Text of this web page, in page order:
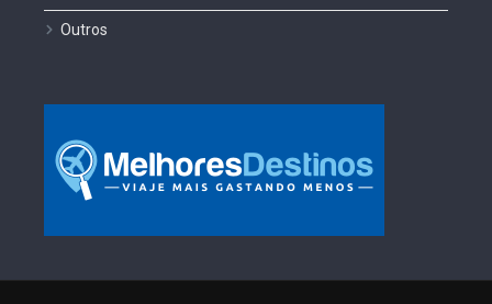
Outros